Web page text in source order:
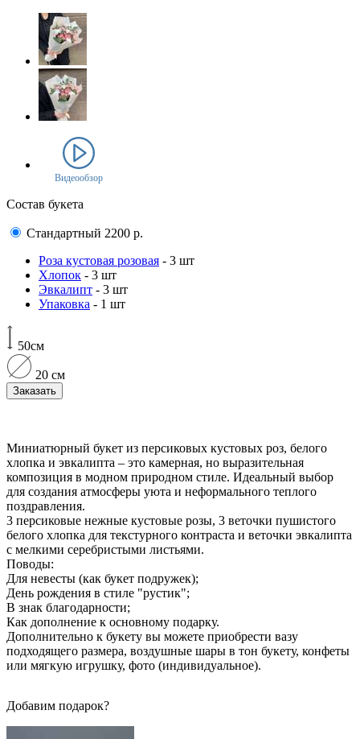
Видеообзор
Состав букета
Стандартный 2200 р.
Роза кустовая розовая - 3 шт
Хлопок - 3 шт
Эвкалипт - 3 шт
Упаковка - 1 шт
50см
20 см
Заказать
Миниатюрный букет из персиковых кустовых роз, белого
хлопка и эвкалипта – это камерная, но выразительная
композиция в модном природном стиле. Идеальный выбор
для создания атмосферы уюта и неформального теплого
поздравления.
3 персиковые нежные кустовые розы, 3 веточки пушистого
белого хлопка для текстурного контраста и веточки эвкалипта
с мелкими серебристыми листьями.
Поводы:
Для невесты (как букет подружек);
День рождения в стиле "рустик";
В знак благодарности;
Как дополнение к основному подарку.
Дополнительно к букету вы можете приобрести вазу
подходящего размера, воздушные шары в тон букету, конфеты
или мягкую игрушку, фото (индивидуальное).
Добавим подарок?